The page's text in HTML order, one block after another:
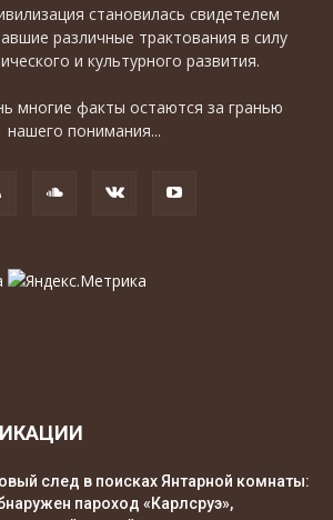
становилась свидетелем
различные трактования в силу
и культурного развития.
многие факты остаются за гранью
нашего понимания...
след в поисках Янтарной комнаты:
пароход «Карлсруэ»,